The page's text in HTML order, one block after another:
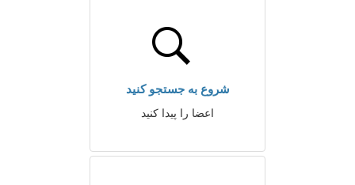
شروع به جستجو کنید
اعضا را پیدا کنید